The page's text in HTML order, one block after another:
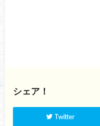
シェア！
Twitter